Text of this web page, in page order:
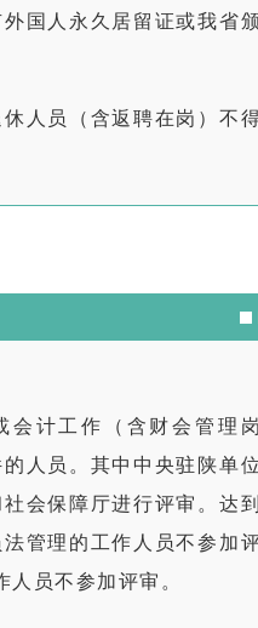
国人永久居留证或我省
人员（含返聘在岗）不
会计工作（含财会管理岗
人员。其中中央驻陕单位
会保障厅进行评审。达到
管理的工作人员不参加
员不参加评审。